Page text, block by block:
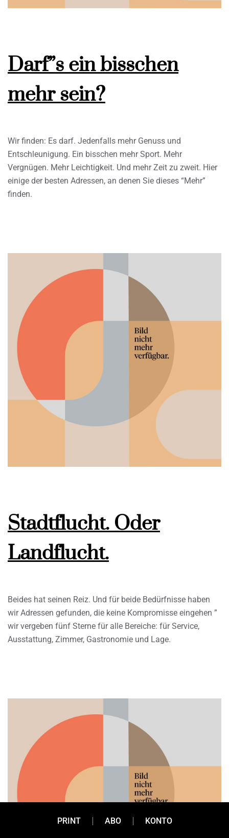
Darf”s ein bisschen
mehr sein?
Wir finden: Es darf. Jedenfalls mehr Genuss und
Entschleunigung. Ein bisschen mehr Sport. Mehr
Vergnügen. Mehr Leichtigkeit. Und mehr Zeit zu zweit. Hier
einige der besten Adressen, an denen Sie dieses “Mehr”
finden.
Stadtflucht. Oder
Landflucht.
Beides hat seinen Reiz. Und für beide Bedürfnisse haben
wir Adressen gefunden, die keine Kompromisse eingehen ”
wir vergeben fünf Sterne für alle Bereiche: für Service,
Ausstattung, Zimmer, Gastronomie und Lage.
PRINT ABO KONTO